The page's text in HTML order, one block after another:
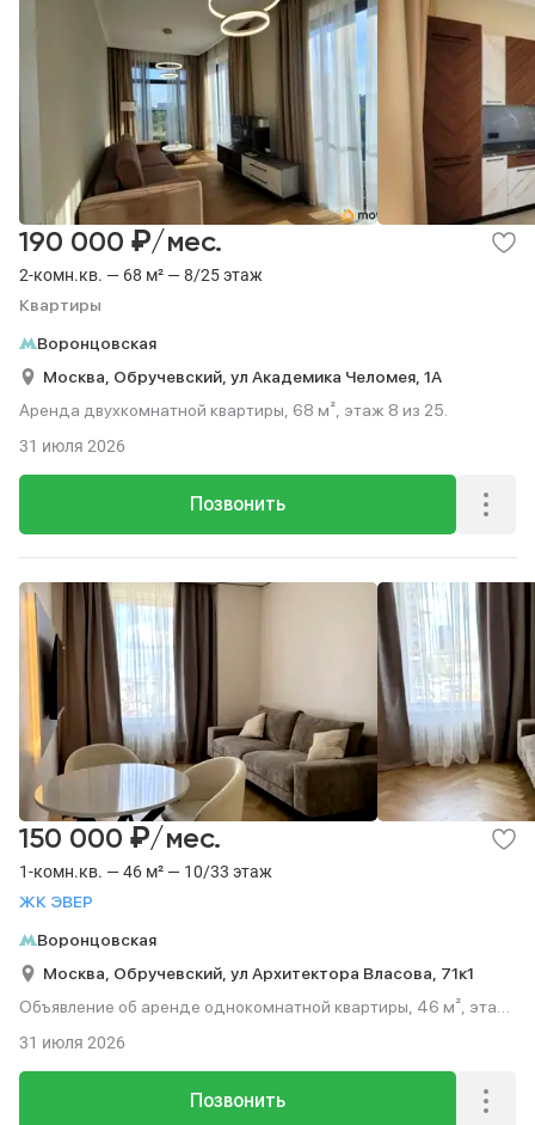
2-комн.кв. — 68 м² — 8/25 этаж
Квартиры
190 000 ₽/мес.
Воронцовская
Москва, Обручевский, ул Академика Челомея, 1А
Аренда двухкомнатной квартиры, 68 м², этаж 8 из 25.
Позвонить
31 июля 2026
1-комн.кв. — 46 м² — 10/33 этаж
ЖК ЭВЕР
150 000 ₽/мес.
Воронцовская
Москва, Обручевский, ул Архитектора Власова, 71к1
Объявление об аренде однокомнатной квартиры, 46 м², этаж
Позвонить
31 июля 2026